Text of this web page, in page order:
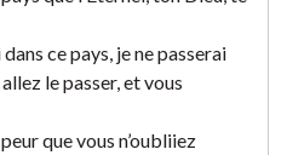
ce pays, je ne passerai
le passer, et vous
que vous n’oubliiez